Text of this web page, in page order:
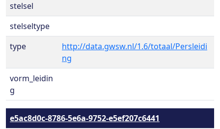
stelsel
stelseltype
type
http://data.gwsw.nl/1.6/totaal/Persleidi
ng
vorm_leidin
g
e5ac8d0c-8786-5e6a-9752-e5ef207c6441